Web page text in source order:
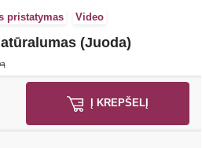
pristatymas Video
(Juoda)
Į KREPŠELĮ